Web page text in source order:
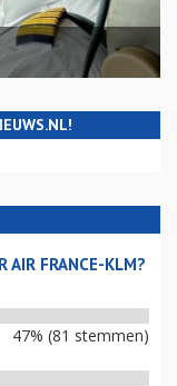
AIR FRANCE-KLM?
47% (81 stemmen)